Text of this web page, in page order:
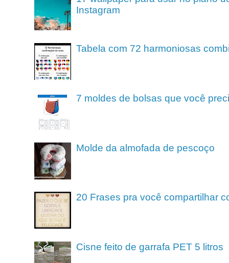
Instagram
Tabela com 72 harmoniosas
7 moldes de bolsas que você
Molde da almofada de pescoço
20 Frases pra você compartilhar
Cisne feito de garrafa PET 5 litros